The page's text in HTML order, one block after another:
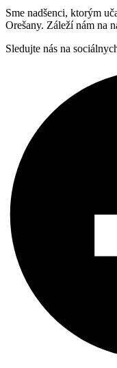
Sme nadšenci, ktorým
Orešany. Záleží nám na
Sledujte nás na